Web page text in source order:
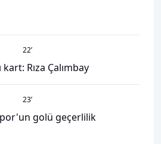
22’
kart: Rıza Çalımbay
23’
golü geçerlilik